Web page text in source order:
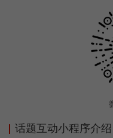
话题互动小程序介绍